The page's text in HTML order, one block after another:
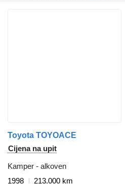
Toyota TOYOACE
Cijena na upit
Kamper - alkoven
1998
213.000 km